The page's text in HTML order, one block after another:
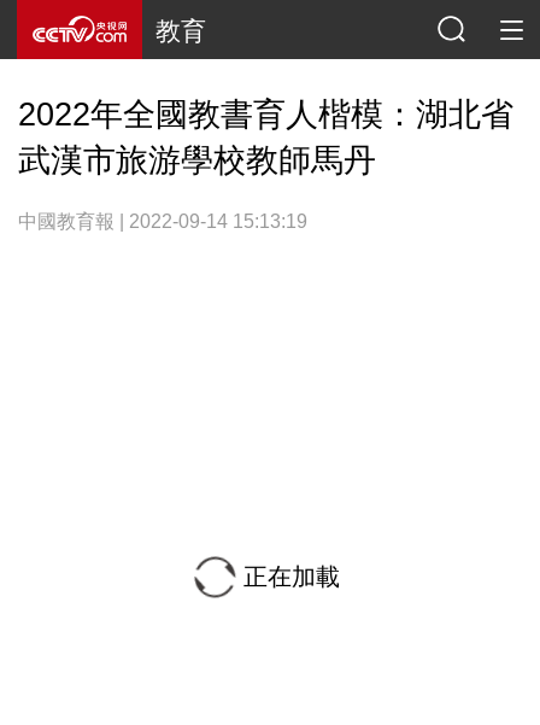
教育
2022年全國教書育人楷模：湖北省
武漢市旅游學校教師馬丹
中國教育報 | 2022-09-14 15:13:19
正在加載